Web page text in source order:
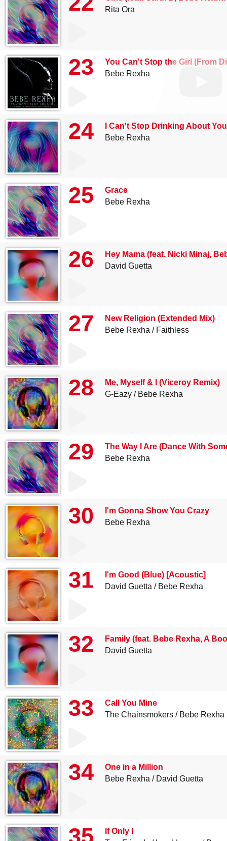
Rita Ora
23
You Can't Stop the Girl (From
Bebe Rexha
24
I Can't Stop Drinking About You
Bebe Rexha
25
Grace
Bebe Rexha
26
Hey Mama (feat. Nicki Minaj,
David Guetta
27
New Religion (Extended Mix)
Bebe Rexha
Faithless
28
Me, Myself & I (Viceroy Remix)
G-Eazy
Bebe Rexha
29
The Way I Are (Dance With
Bebe Rexha
30
I'm Gonna Show You Crazy
Bebe Rexha
31
I'm Good (Blue) [Acoustic]
David Guetta
Bebe Rexha
32
Family (feat. Bebe Rexha, A
David Guetta
33
Call You Mine
The Chainsmokers
Bebe Rexha
34
One in a Million
Bebe Rexha
David Guetta
If Only I